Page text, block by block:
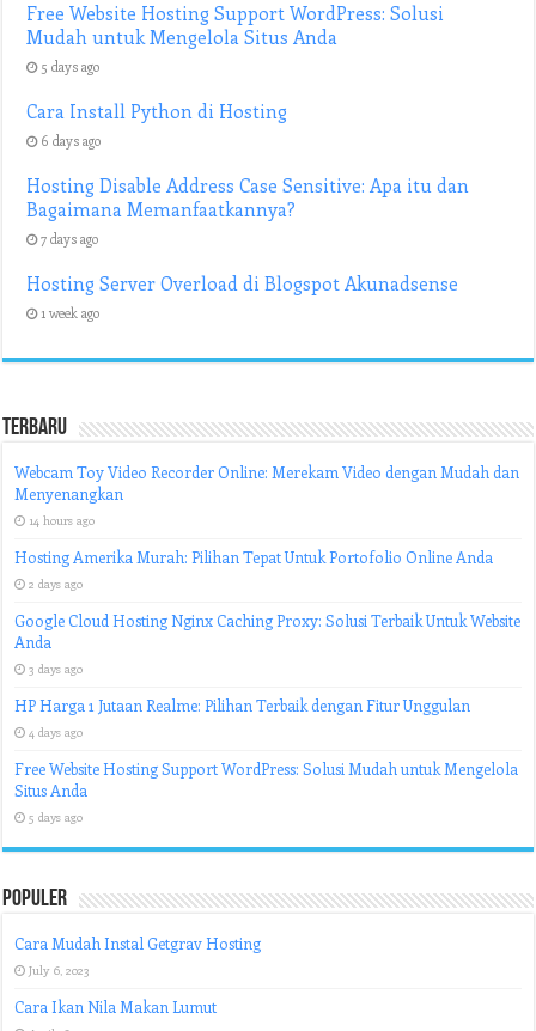
Free Website Hosting Support WordPress: Solusi
Mudah untuk Mengelola Situs Anda
5 days ago
Cara Install Python di Hosting
6 days ago
Hosting Disable Address Case Sensitive: Apa itu dan
Bagaimana Memanfaatkannya?
7 days ago
Hosting Server Overload di Blogspot Akunadsense
1 week ago
Terbaru
Webcam Toy Video Recorder Online: Merekam Video dengan Mudah dan
Menyenangkan
14 hours ago
Hosting Amerika Murah: Pilihan Tepat Untuk Portofolio Online Anda
2 days ago
Google Cloud Hosting Nginx Caching Proxy: Solusi Terbaik Untuk Website
Anda
3 days ago
HP Harga 1 Jutaan Realme: Pilihan Terbaik dengan Fitur Unggulan
4 days ago
Free Website Hosting Support WordPress: Solusi Mudah untuk Mengelola
Situs Anda
5 days ago
Populer
Cara Mudah Instal Getgrav Hosting
July 6, 2023
Cara Ikan Nila Makan Lumut